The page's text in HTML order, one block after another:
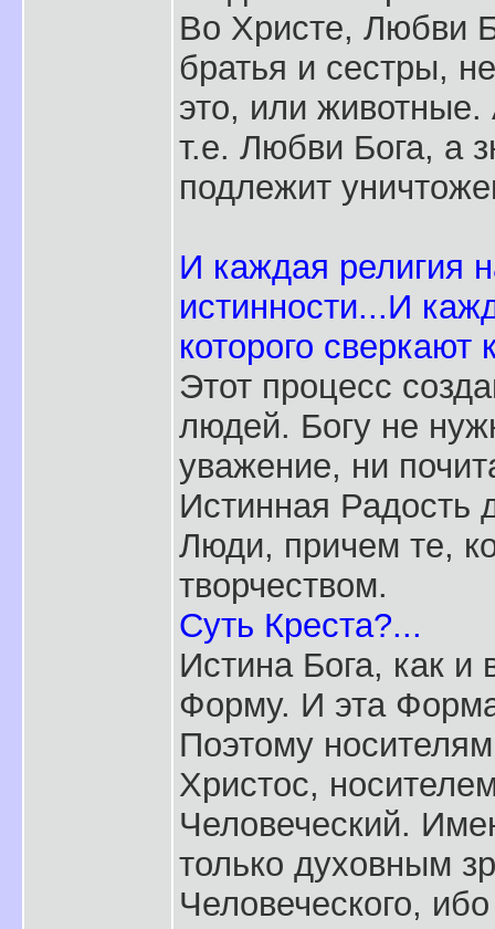
Во Христе, Любви
братья и сестры,
это, или животные.
т.е. Любви Бога, а
подлежит
И каждая религия
истинности...И
которого сверкают
Этот процесс
людей. Богу не
уважение, ни
Истинная Радость
Люди, причем те,
творчеством.
Суть Креста?...
Истина Бога, как и
Форму. И эта
Поэтому
Христос,
Человеческий.
только духовным
Человеческого,